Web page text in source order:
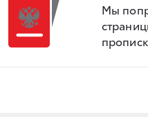
Мы